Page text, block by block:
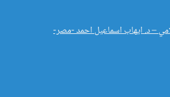
– د. ايهاب اسماعيل احمد -مصر-